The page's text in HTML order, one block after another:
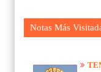
Notas Más